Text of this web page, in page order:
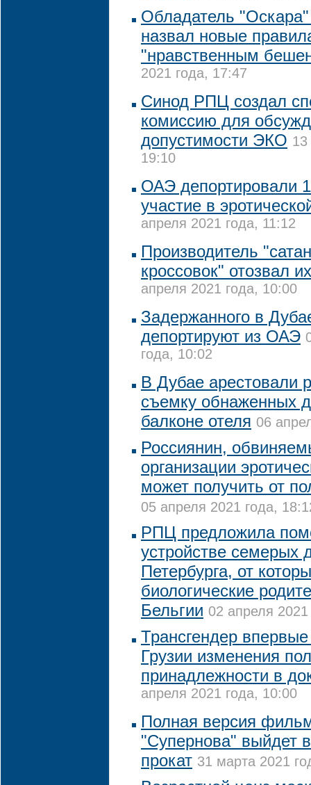
Обладатель
назвал новые
"нравственным
2021 года, 17:47
Синод РПЦ создал
комиссию для
допустимости ЭКО 13
19:10
ОАЭ депортировали
участие в
апреля 2021 года, 11:12
Производитель
кроссовок" отозвал
апреля 2021 года, 10:00
Задержанного в
депортируют из ОАЭ
года, 10:02
В Дубае арестовали
съемку обнаженных
балконе отеля 06
Россиянин,
организации
может получить от
05 апреля 2021 года,
РПЦ предложила
устройстве семерых
Петербурга, от
биологические
Бельгии 02 апреля
Трансгендер
Грузии изменения
принадлежности в
апреля 2021 года, 10:00
Полная версия
"Супернова" выйдет
прокат 31 марта 2021